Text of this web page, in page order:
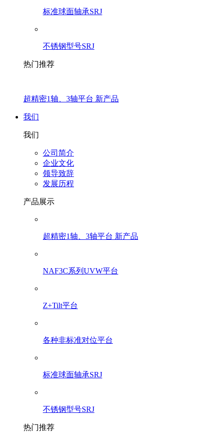
标准球面轴承SRJ
不锈钢型号SRJ
热门推荐
超精密1轴、3轴平台 新产品
我们
我们
公司简介
企业文化
领导致辞
发展历程
产品展示
超精密1轴、3轴平台 新产品
NAF3C系列UVW平台
Z+Tilt平台
各种非标准对位平台
标准球面轴承SRJ
不锈钢型号SRJ
热门推荐